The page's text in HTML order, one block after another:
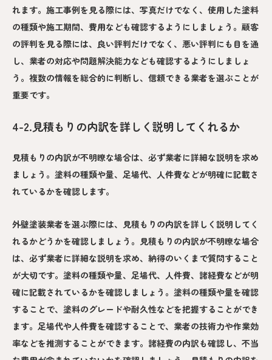
れます。施工事例を見る際には、写真だけでなく、使用した塗料
の種類や施工期間、費用なども確認するようにしましょう。顧客
の評判を見る際には、良い評判だけでなく、悪い評判にも目を通
し、業者の対応や問題解決能力なども確認するようにしましょ
う。複数の情報を総合的に判断し、信頼できる業者を選ぶことが
重要です。
4-2.見積もりの内訳を詳しく説明してくれるか
見積もりの内訳が不明瞭な場合は、必ず業者に詳細な説明を求め
ましょう。塗料の種類や量、足場代、人件費などが明確に記載さ
れているかを確認します。
外壁塗装業者を選ぶ際には、見積もりの内訳を詳しく説明してく
れるかどうかを確認しましょう。見積もりの内訳が不明瞭な場合
は、必ず業者に詳細な説明を求め、納得のいくまで質問すること
が大切です。塗料の種類や量、足場代、人件費、諸経費などが明
確に記載されているかを確認しましょう。塗料の種類や量を確認
することで、塗料のグレードや耐久性などを把握することができ
ます。足場代や人件費を確認することで、業者の技術力や作業効
率などを推測することができます。諸経費の内訳も確認し、不当